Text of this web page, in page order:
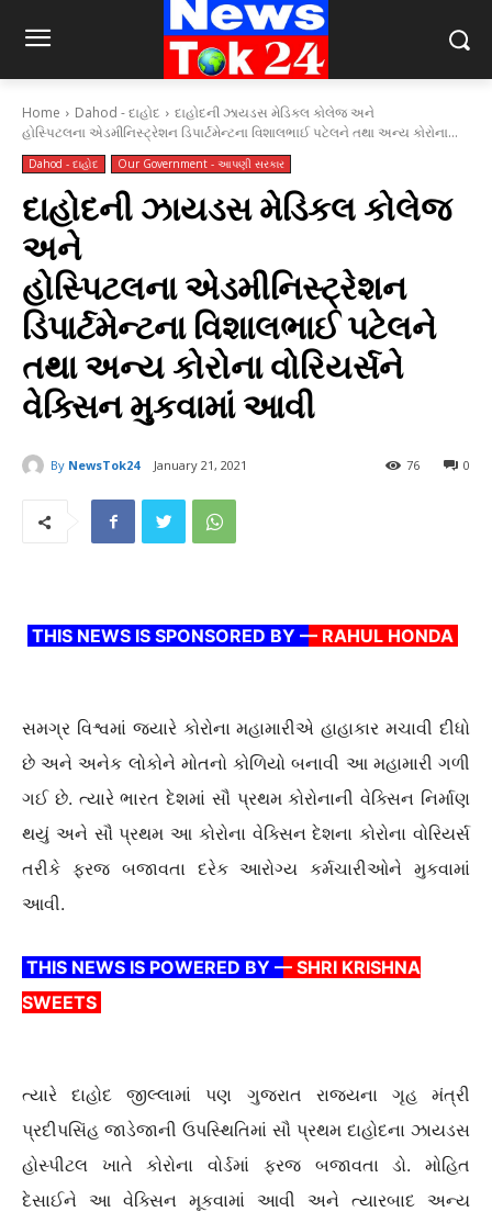
Home Dahod - દાહોદ
દાહોદની ઝાયડસ મેડિકલ કોલેજ અને
હોસ્પિટલના એડમીનિસ્ટ્રેશન ડિપાર્ટમેન્ટના વિશાલભાઈ પટેલને તથા અન્ય કોરોના...
Dahod - દાહોદ Our Government - આપણી સરકાર
દાહોદની ઝાયડસ મેડિકલ કોલેજ
અને
હોસ્પિટલના એડમીનિસ્ટ્રેશન
ડિપાર્ટમેન્ટના વિશાલભાઈ પટેલને
તથા અન્ય કોરોના વોરિયર્સને
વેક્સિન મુકવામાં આવી
By NewsTok24 January 21, 2021 0
76
THIS NEWS IS SPONSORED BY –– RAHUL HONDA
સમગ્ર વિશ્વમાં જ્યારે કોરોના મહામારીએ હાહાકાર મચાવી દીધો
છે અને અનેક લોકોને મોતનો કોળિયો બનાવી આ મહામારી ગળી
ગઈ છે. ત્યારે ભારત દેશમાં સૌ પ્રથમ કોરોનાની વેક્સિન નિર્માણ
થયું અને સૌ પ્રથમ આ કોરોના વેક્સિન દેશના કોરોના વોરિયર્સ
તરીકે ફરજ બજાવતા દરેક આરોગ્ય કર્મચારીઓને મુકવામાં
આવી.
THIS NEWS IS POWERED BY –– SHRI KRISHNA
SWEETS
ત્યારે દાહોદ જીલ્લામાં પણ ગુજરાત રાજ્યના ગૃહ મંત્રી
પ્રદીપસિંહ જાડેજાની ઉપસ્થિતિમાં સૌ પ્રથમ દાહોદના ઝાયડસ
હોસ્પીટલ ખાતે કોરોના વોર્ડમાં ફરજ બજાવતા ડો. મોહિત
દેસાઈને આ વેક્સિન મૂકવામાં આવી અને ત્યારબાદ અન્ય